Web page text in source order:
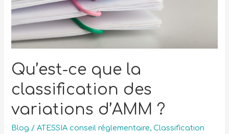
Qu’est-ce que la
classification des
variations d’AMM ?
Blog /ATESSIA conseil réglementaire,Classification